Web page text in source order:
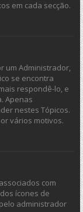
em cada secção.
um Administrador,
se encontra
respondê-lo, e
Apenas
nestes Tópicos.
vários motivos.
com
ícones de
administrador